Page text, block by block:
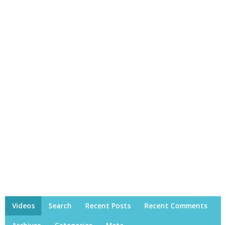
Videos Search Recent Posts Recent Comments